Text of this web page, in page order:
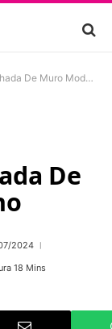
De Muro Moderno
De
2024
18 Mins